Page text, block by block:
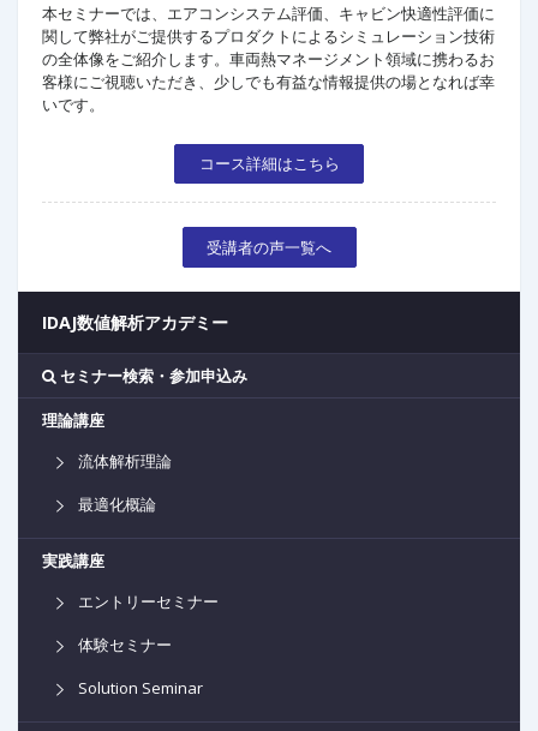
本セミナーでは、エアコンシステム評価、キャビン快適性評価に
関して弊社がご提供するプロダクトによるシミュレーション技術
の全体像をご紹介します。車両熱マネージメント領域に携わるお
客様にご視聴いただき、少しでも有益な情報提供の場となれば幸
いです。
コース詳細はこちら
受講者の声一覧へ
IDAJ数値解析アカデミー
セミナー検索・参加申込み
理論講座
流体解析理論
最適化概論
実践講座
エントリーセミナー
体験セミナー
Solution Seminar